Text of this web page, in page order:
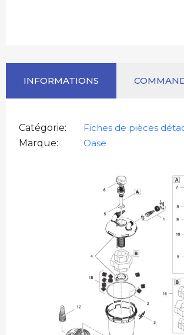
INFORMATIONS
Catégorie
Fiches de pièces
Marque
Oase